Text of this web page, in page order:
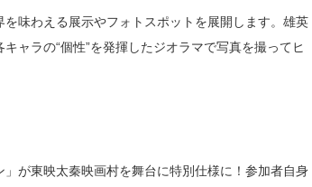
味わえる展示やフォトスポットを展開します。雄英
ャラの“個性”を発揮したジオラマで写真を撮ってヒ
が東映太秦映画村を舞台に特別仕様に！参加者自身